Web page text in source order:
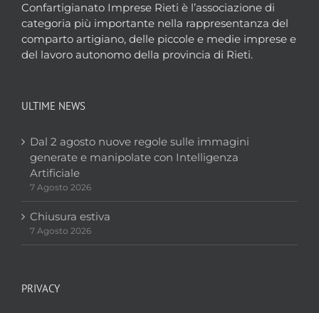
Confartigianato Imprese Rieti è l’associazione di
categoria più importante nella rappresentanza del
comparto artigiano, delle piccole e medie imprese e
del lavoro autonomo della provincia di Rieti.
ULTIME NEWS
Dal 2 agosto nuove regole sulle immagini
generate e manipolate con Intelligenza
Artificiale
7 Agosto 2026
Chiusura estiva
7 Agosto 2026
PRIVACY